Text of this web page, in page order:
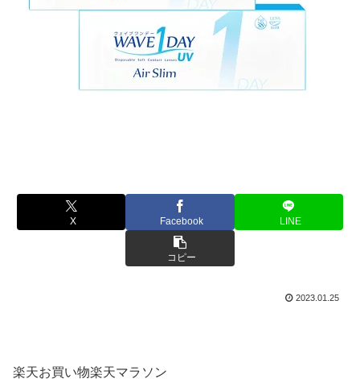
X Facebook LINE
コピー
2023.01.25
楽天お買い物楽天マラソン